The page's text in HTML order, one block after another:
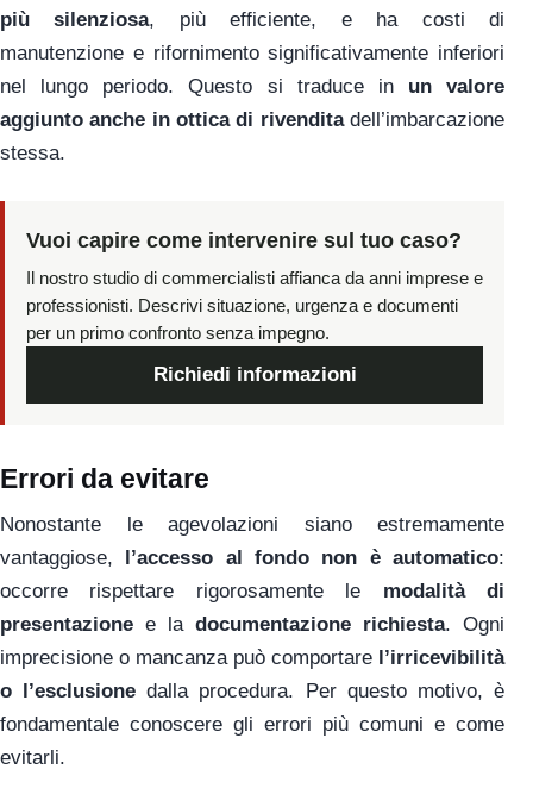
più silenziosa, più efficiente, e ha costi di
manutenzione e rifornimento significativamente inferiori
nel lungo periodo. Questo si traduce in un valore
aggiunto anche in ottica di rivenditadell’imbarcazione
stessa.
Vuoi capire come intervenire sul tuo caso?
Il nostro studio di commercialisti affianca da anni imprese e
professionisti. Descrivi situazione, urgenza e documenti
per un primo confronto senza impegno.
Richiedi informazioni
Errori da evitare
Nonostante le agevolazioni siano estremamente
vantaggiose,
l’accesso al fondo non è automatico:
occorre rispettare rigorosamente le modalità di
presentazione e la documentazione richiesta. Ogni
imprecisione o mancanza può comportare l’irricevibilità
o l’esclusione dalla procedura. Per questo motivo, è
fondamentale conoscere gli errori più comuni e come
evitarli.